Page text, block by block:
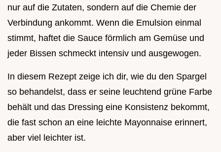
nur auf die Zutaten, sondern auf die Chemie der
Verbindung ankommt. Wenn die Emulsion einmal
stimmt, haftet die Sauce förmlich am Gemüse und
jeder Bissen schmeckt intensiv und ausgewogen.
In diesem Rezept zeige ich dir, wie du den Spargel
so behandelst, dass er seine leuchtend grüne Farbe
behält und das Dressing eine Konsistenz bekommt,
die fast schon an eine leichte Mayonnaise erinnert,
aber viel leichter ist.